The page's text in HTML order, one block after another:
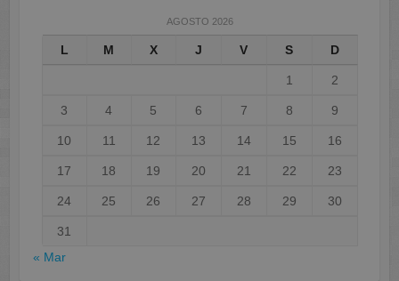
AGOSTO 2026
L M X J V S D
1 2
3 4 5 6 7 8 9
10 11 12 13 14 15 16
17 18 19 20 21 22 23
24 25 26 27 28 29 30
31
« Mar